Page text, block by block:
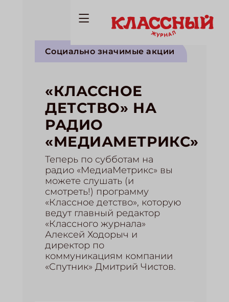
Социально значимые акции
«КЛАССНОЕ
ДЕТСТВО» НА
РАДИО
«МЕДИАМЕТРИКС»
Теперь по субботам на
радио «МедиаМетрикс» вы
можете слушать (и
смотреть!) программу
«Классное детство», которую
ведут главный редактор
«Классного журнала»
Алексей Ходорыч и
директор по
коммуникациям компании
«Спутник» Дмитрий Чистов.